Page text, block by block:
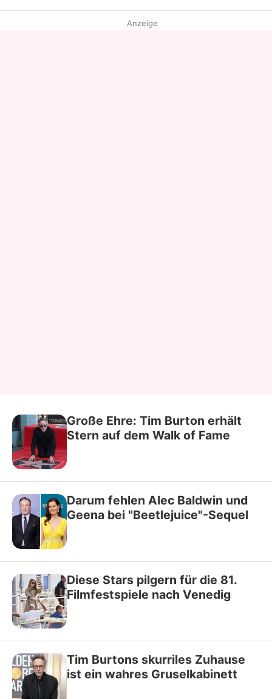
Anzeige
Große Ehre: Tim Burton erhält
Stern auf dem Walk of Fame
Darum fehlen Alec Baldwin und
Geena bei "Beetlejuice"-Sequel
Diese Stars pilgern für die 81.
Filmfestspiele nach Venedig
Tim Burtons skurriles Zuhause
ist ein wahres Gruselkabinett